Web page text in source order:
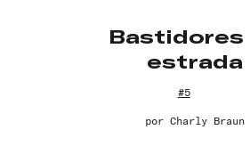
Bastidores
estrada
#5
por Charly Braun